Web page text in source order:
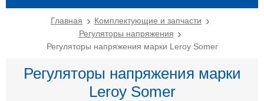
Главная
Комплектующие и запчасти
Регуляторы напряжения
Регуляторы напряжения марки Leroy Somer
Регуляторы напряжения марки
Leroy Somer